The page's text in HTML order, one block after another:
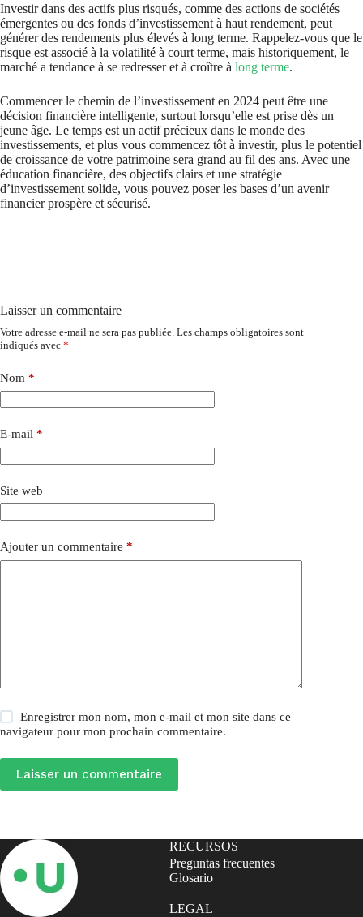
Investir dans des actifs plus risqués, comme des actions de sociétés
émergentes ou des fonds d’investissement à haut rendement, peut
générer des rendements plus élevés à long terme. Rappelez-vous que le
risque est associé à la volatilité à court terme, mais historiquement, le
marché a tendance à se redresser et à croître à long terme.
Commencer le chemin de l’investissement en 2024 peut être une
décision financière intelligente, surtout lorsqu’elle est prise dès un
jeune âge. Le temps est un actif précieux dans le monde des
investissements, et plus vous commencez tôt à investir, plus le potentiel
de croissance de votre patrimoine sera grand au fil des ans. Avec une
éducation financière, des objectifs clairs et une stratégie
d’investissement solide, vous pouvez poser les bases d’un avenir
financier prospère et sécurisé.
Laisser un commentaire
Votre adresse e-mail ne sera pas publiée. Les champs obligatoires sont
indiqués avec *
Nom *
E-mail *
Site web
Ajouter un commentaire *
Enregistrer mon nom, mon e-mail et mon site dans ce
navigateur pour mon prochain commentaire.
Laisser un commentaire
RECURSOS
Preguntas frecuentes
Glosario
LEGAL